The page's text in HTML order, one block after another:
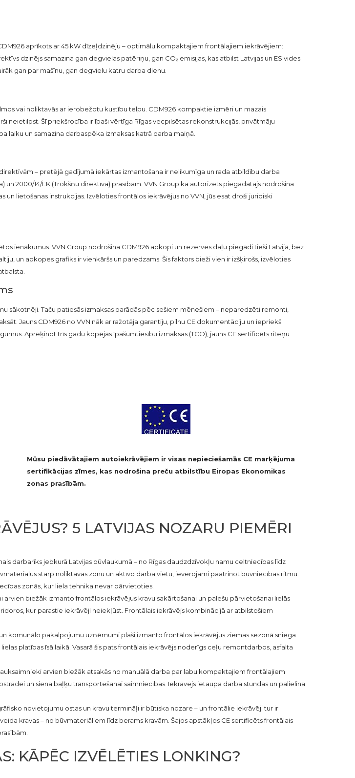
aprīkots ar 45 kW dīzeļdzinēju – optimālu kompaktajiem frontālajiem iekrāvējiem:
dzinējs samazina gan degvielas patēriņu, gan CO₂ emisijas, kas atbilst Latvijas un ES vides
gan par mašīnu, gan degvielu katru darba dienu.
vai noliktavās ar ierobežotu kustību telpu. CDM926 kompaktie izmēri un mazais
neietilpst. Šī priekšrocība ir īpaši vērtīga Rīgas vecpilsētas rekonstrukcijās, privātmāju
laiku un samazina darbaspēka izmaksas katrā darba maiņā.
– pretējā gadījumā iekārtas izmantošana ir nelikumīga un rada atbildību darba
2000/14/EK (Trokšņu direktīva) prasībām. VVN Group kā autorizēts piegādātājs nodrošina
lietošanas instrukcijas. Izvēloties frontālos iekrāvējus no VVN, jūs esat droši juridiski
ienākumus. VVN Group nodrošina CDM926 apkopi un rezerves daļu piegādi tieši Latvijā, bez
un apkopes grafiks ir vienkāršs un paredzams. Šis faktors bieži vien ir izšķirošs, izvēloties
Taču patiesās izmaksas parādās pēc sešiem mēnešiem – neparedzēti remonti,
Jauns CDM926 no VVN nāk ar ražotāja garantiju, pilnu CE dokumentāciju un iepriekš
Aprēķinot trīs gadu kopējās īpašumtiesību izmaksas (TCO), jauns CE sertificēts riteņu
Mūsu piedāvātajiem autoiekrāvējiem ir visas nepieciešamās CE marķējuma
sertifikācijas zīmes, kas nodrošina preču atbilstību Eiropas Ekonomikas
zonas prasībām.
5 LATVIJAS NOZARU PIEMĒRI
darbarīks jebkurā Latvijas būvlaukumā – no Rīgas daudzdzīvokļu namu celtniecības līdz
starp noliktavas zonu un aktīvo darba vietu, ievērojami paātrinot būvniecības ritmu.
zonās, kur liela tehnika nevar pārvietoties.
biežāk izmanto frontālos iekrāvējus kravu sakārtošanai un palešu pārvietošanai lielās
kur parastie iekrāvēji neiekļūst. Frontālais iekrāvējs kombinācijā ar atbilstošiem
komunālo pakalpojumu uzņēmumi plaši izmanto frontālos iekrāvējus ziemas sezonā sniega
platības īsā laikā. Vasarā šis pats frontālais iekrāvējs noderīgs ceļu remontdarbos, asfalta
arvien biežāk atsakās no manuālā darba par labu kompaktajiem frontālajiem
un siena baļķu transportēšanai saimniecībās. Iekrāvējs ietaupa darba stundas un palielina
novietojumu ostas un kravu termināļi ir būtiska nozare – un frontālie iekrāvēji tur ir
kravas – no būvmateriāliem līdz berams kravām. Šajos apstākļos CE sertificēts frontālais
KĀPĒC IZVĒLĒTIES LONKING?